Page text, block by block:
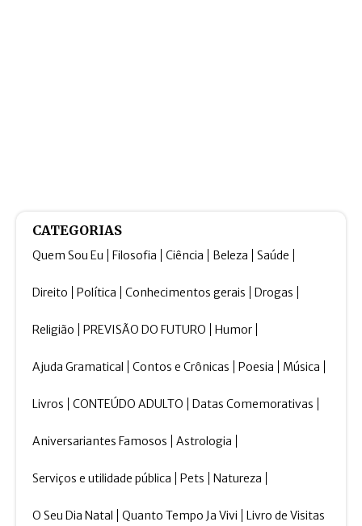
CATEGORIAS
Quem Sou Eu Filosofia Ciência Beleza Saúde
Direito Política Conhecimentos gerais Drogas
Religião PREVISÃO DO FUTURO Humor
Ajuda Gramatical Contos e Crônicas Poesia Música
Livros CONTEÚDO ADULTO Datas Comemorativas
Aniversariantes Famosos Astrologia
Serviços e utilidade pública Pets Natureza
O Seu Dia Natal Quanto Tempo Ja Vivi Livro de Visitas